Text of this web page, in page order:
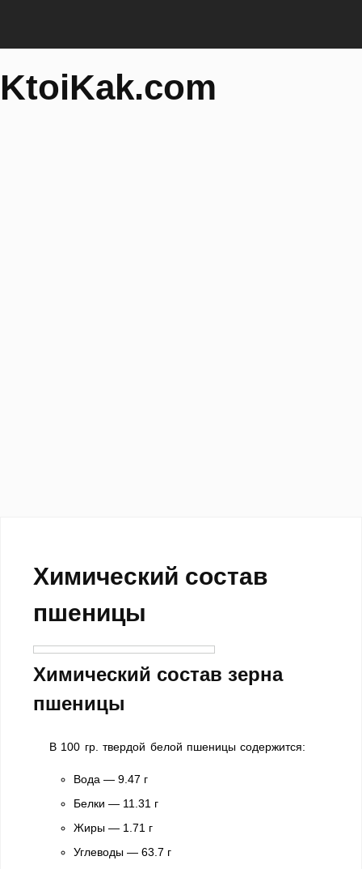
KtoiKak.com
Химический состав
пшеницы
Химический состав зерна
пшеницы
В 100 гр. твердой белой пшеницы содержится:
Вода — 9.47 г
Белки — 11.31 г
Жиры — 1.71 г
Углеводы — 63.7 г